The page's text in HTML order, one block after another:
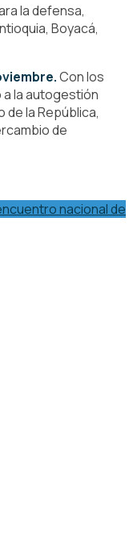
la defensa,
Boyacá,
Con los
la autogestión
la República,
de
nacional de